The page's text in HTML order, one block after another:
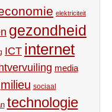
elektriciteit
gezondheid
ICT internet
media
milieu sociaal
technologie